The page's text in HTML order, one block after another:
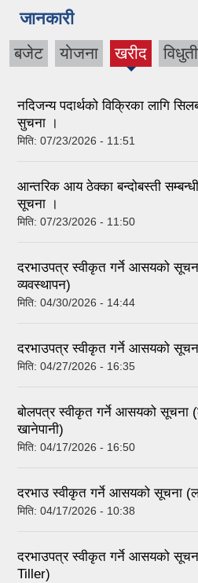
जानकारी
बजेट याेजना खरीद
(active
नदिजन्य पदार्थको विक्रिका लागि
सुचना ।
मिति: 07/23/2026 - 11:51
आन्तरिक आय ठेक्का बन्दोबस्ती
सूचना ।
मिति: 07/23/2026 - 11:50
दरभाउपत्र स्वीकृत गर्ने आसयको
व्यवस्थापन)
मिति: 04/30/2026 - 14:44
दरभाउपत्र स्वीकृत गर्ने आसयको
मिति: 04/27/2026 - 16:35
बोलपत्र स्वीकृत गर्ने आसयको सूचना
खानेपानी)
मिति: 04/17/2026 - 16:50
दरभाउ स्वीकृत गर्ने आसयको सूचना (लभ
मिति: 04/17/2026 - 10:38
दरभाउपत्र स्वीकृत गर्ने आसयको
Tiller)